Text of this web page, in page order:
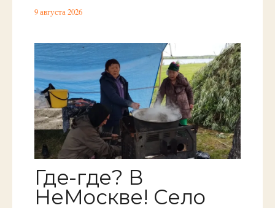
9 августа 2026
Где-где? В
НеМоскве! Село